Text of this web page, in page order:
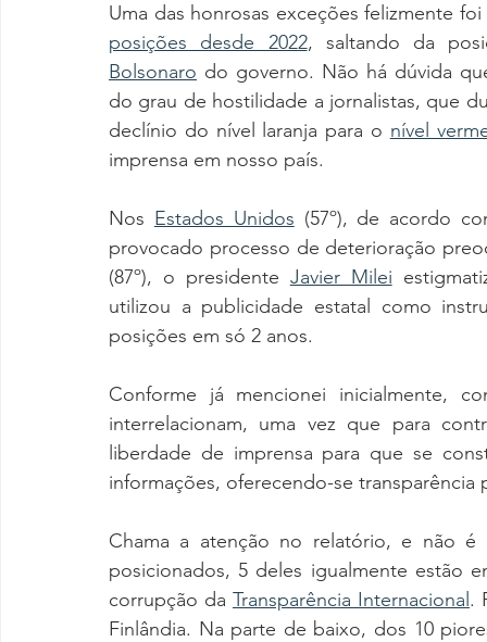
Uma das honrosas exceções felizmente foi
posições desde 2022, saltando da
Bolsonaro do governo. Não há dúvida
do grau de hostilidade a jornalistas, que
declínio do nível laranja para o nível
imprensa em nosso país.
Nos Estados Unidos (57º), de acordo
provocado processo de deterioração
(87º), o presidente Javier Milei
utilizou a publicidade estatal como
posições em só 2 anos.
Conforme já mencionei inicialmente,
interrelacionam, uma vez que para
liberdade de imprensa para que se
informações, oferecendo-se transparência
Chama a atenção no relatório, e não
posicionados, 5 deles igualmente estão
corrupção da Transparência Internacional .
Finlândia. Na parte de baixo, dos 10